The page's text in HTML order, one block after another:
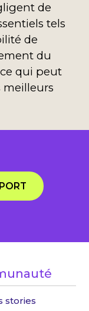
de
tels
de
du
qui peut
meilleurs
stories